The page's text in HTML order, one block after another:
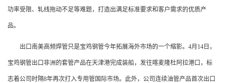
功率受限、轧线拖动不足等难题，打造出满足标准要求和客户需求的优质产
品。
出口南美高频焊管只是宝鸡钢管今年拓展海外市场的一个缩影。4月14日，
宝鸡钢管出口非洲的套管产品在天津港完成装船，发往喀麦隆杜阿拉港口，标
志着公司时隔8年再次打入专用管国际市场。此外，公司连续油管产品首次出口